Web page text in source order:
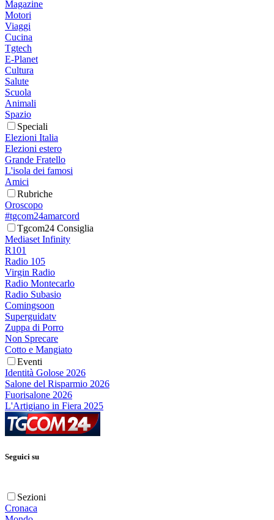
Magazine
Motori
Viaggi
Cucina
Tgtech
E-Planet
Cultura
Salute
Scuola
Animali
Spazio
Speciali
Elezioni Italia
Elezioni estero
Grande Fratello
L'isola dei famosi
Amici
Rubriche
Oroscopo
#tgcom24amarcord
Tgcom24 Consiglia
Mediaset Infinity
R101
Radio 105
Virgin Radio
Radio Montecarlo
Radio Subasio
Comingsoon
Superguidatv
Zuppa di Porro
Non Sprecare
Cotto e Mangiato
Eventi
Identità Golose 2026
Salone del Risparmio 2026
Fuorisalone 2026
L'Artigiano in Fiera 2025
Seguici su
Sezioni
Cronaca